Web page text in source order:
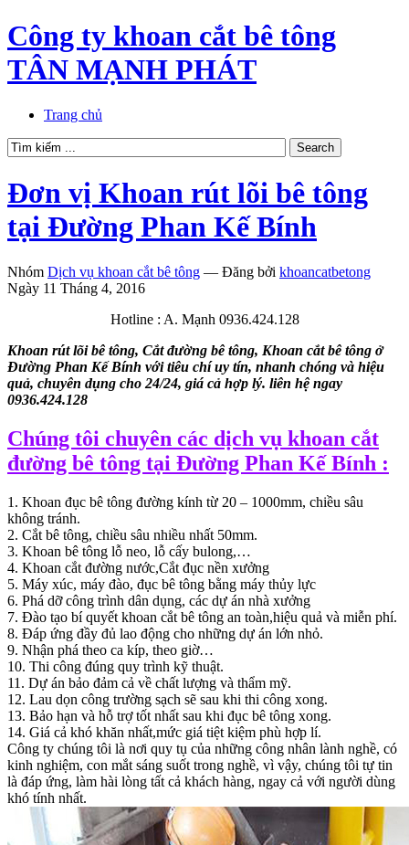
Công ty khoan cắt bê tông
TÂN MẠNH PHÁT
Trang chủ
Đơn vị Khoan rút lõi bê tông
tại Đường Phan Kế Bính
Nhóm Dịch vụ khoan cắt bê tông — Đăng bởi khoancatbetong
Ngày 11 Tháng 4, 2016
Hotline : A. Mạnh 0936.424.128
Khoan rút lõi bê tông, Cắt đường bê tông, Khoan cắt bê tông ở
Đường Phan Kế Bính với tiêu chí uy tín, nhanh chóng và hiệu
quả, chuyên dụng cho 24/24, giá cả hợp lý. liên hệ ngay
0936.424.128
Chúng tôi chuyên các dịch vụ khoan cắt
đường bê tông tại Đường Phan Kế Bính :
1. Khoan đục bê tông đường kính từ 20 – 1000mm, chiều sâu
không tránh.
2. Cắt bê tông, chiều sâu nhiều nhất 50mm.
3. Khoan bê tông lỗ neo, lỗ cấy bulong,…
4. Khoan cắt đường nước,Cắt đục nền xưởng
5. Máy xúc, máy đào, đục bê tông bằng máy thủy lực
6. Phá dỡ công trình dân dụng, các dự án nhà xưởng
7. Đào tạo bí quyết khoan cắt bê tông an toàn,hiệu quả và miễn phí.
8. Đáp ứng đầy đủ lao động cho những dự án lớn nhỏ.
9. Nhận phá theo ca kíp, theo giờ…
10. Thi công đúng quy trình kỹ thuật.
11. Dự án bảo đảm cả về chất lượng và thẩm mỹ.
12. Lau dọn công trường sạch sẽ sau khi thi công xong.
13. Bảo hạn và hỗ trợ tốt nhất sau khi đục bê tông xong.
14. Giá cả khó khăn nhất,mức giá tiệt kiệm phù hợp lí.
Công ty chúng tôi là nơi quy tụ của những công nhân lành nghề, có
kinh nghiệm, con mắt sáng suốt trong nghề, vì vậy, chúng tôi tự tin
là đáp ứng, làm hài lòng tất cả khách hàng, ngay cả với người dùng
khó tính nhất.